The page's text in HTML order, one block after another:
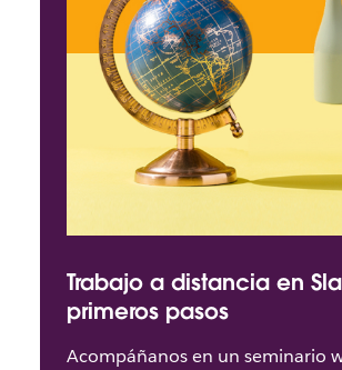
Trabajo a distancia en
primeros pasos
Acompáñanos en un seminario